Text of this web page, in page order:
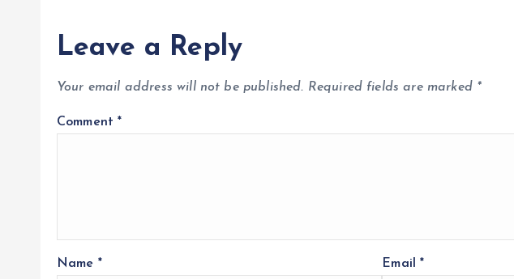
Leave a Reply
Your email address will not be published. Required fields are marked *
Comment*
Name * Email*